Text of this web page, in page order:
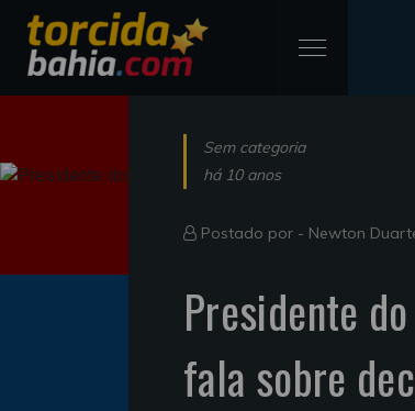
Sem categoria
há 10 anos
Postado por - Newton
Presidente
fala sobre